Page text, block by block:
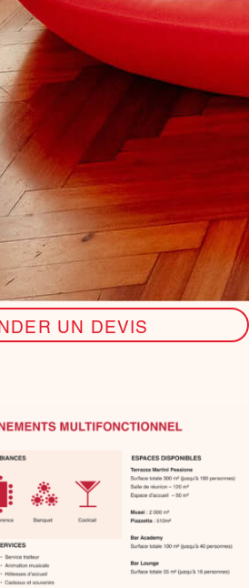
UN DEVIS